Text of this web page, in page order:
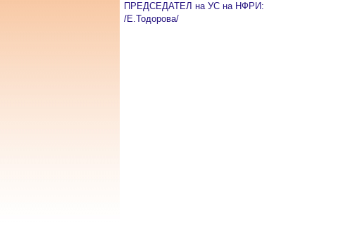
ПРЕДСЕДАТЕЛ на УС на НФРИ:
/Е.Тодорова/